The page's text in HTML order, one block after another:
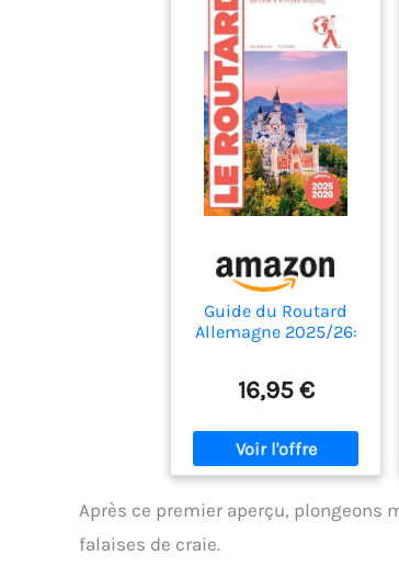
Guide du Routard
Allemagne 2025/26:
16,95 €
Après ce premier aperçu, plongeons
falaises de craie.